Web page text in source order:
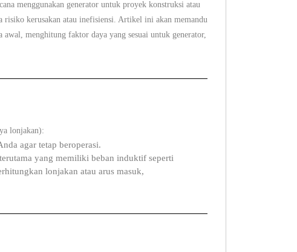
menggunakan generator untuk proyek konstruksi atau
risiko kerusakan atau inefisiensi. Artikel ini akan memandu
awal, menghitung faktor daya yang sesuai untuk generator,
lonjakan):
agar tetap beroperasi.
yang memiliki beban induktif seperti
lonjakan atau arus masuk,